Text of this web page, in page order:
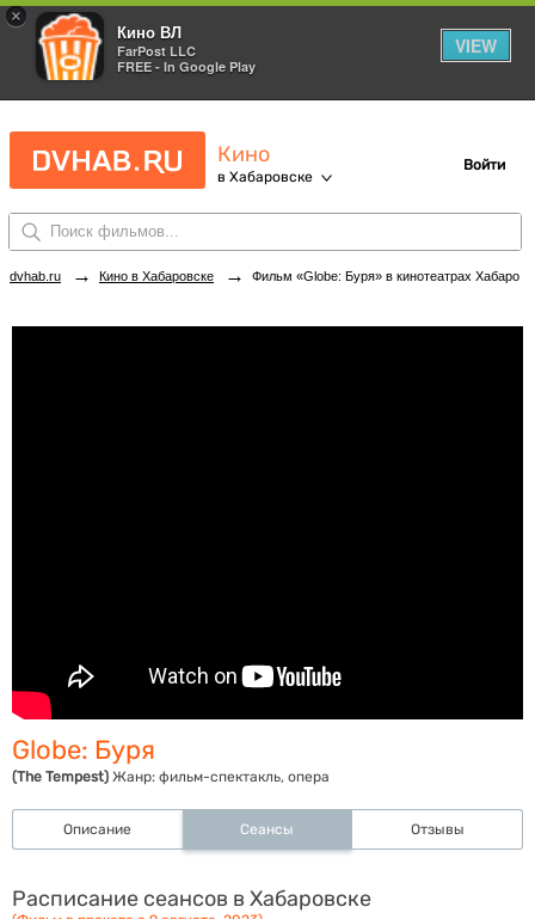
×
Кино ВЛ
FarPost LLC
FREE - In Google Play
VIEW
Кино
в Хабаровске
Войти
dvhab.ru → Кино в Хабаровске → Фильм «Globe: Буря» в кинотеатрах Хабаровска. Купить билеты!
Globe: Буря
(The Tempest) Жанр: фильм-спектакль, опера
Описание Сеансы Отзывы
Расписание сеансов в Хабаровске